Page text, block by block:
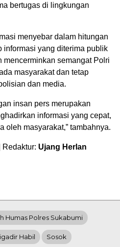
bertugas di lingkungan
menyebar dalam hitungan
informasi yang diterima publik
mencerminkan semangat Polri
masyarakat dan tetap
dan media.
insan pers merupakan
informasi yang cepat,
oleh masyarakat,” tambahnya.
| Redaktur: Ujang Herlan
Humas Polres Sukabumi
Habil Sosok